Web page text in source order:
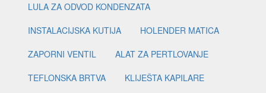
LULA ZA ODVOD KONDENZATA
INSTALACIJSKA KUTIJA
HOLENDER MATICA
ZAPORNI VENTIL
ALAT ZA PERTLOVANJE
TEFLONSKA BRTVA
KLIJEŠTA KAPILARE